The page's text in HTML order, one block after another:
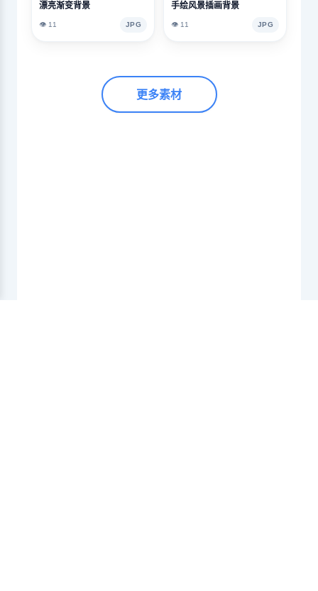
漂亮渐变背景
👁️ 11 JPG
手绘风景插画背景
👁️ 11 JPG
更多素材